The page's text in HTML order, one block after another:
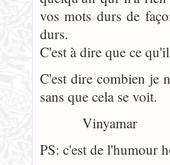
vos mots durs de
durs.
C'est à dire que ce
C'est dire combien je
sans que cela se voit.
Vinyamar
PS: c'est de l'humour